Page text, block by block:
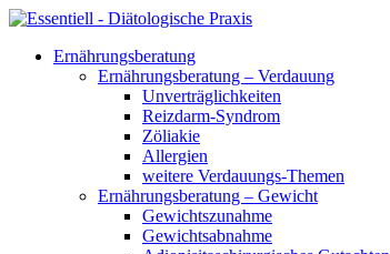
Ernährungsberatung
Ernährungsberatung – Verdauung
Unverträglichkeiten
Reizdarm-Syndrom
Zöliakie
Allergien
weitere Verdauungs-Themen
Ernährungsberatung – Gewicht
Gewichtszunahme
Gewichtsabnahme